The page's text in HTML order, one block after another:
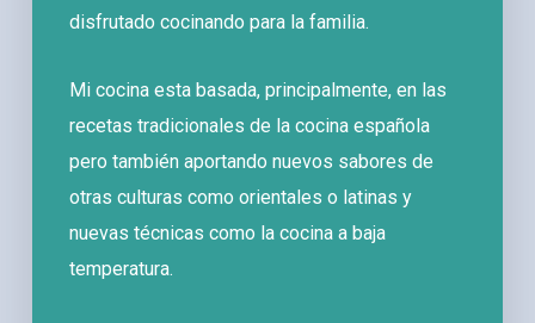
disfrutado cocinando para la familia.
Mi cocina esta basada, principalmente, en las
recetas tradicionales de la cocina española
pero también aportando nuevos sabores de
otras culturas como orientales o latinas y
nuevas técnicas como la cocina a baja
temperatura.